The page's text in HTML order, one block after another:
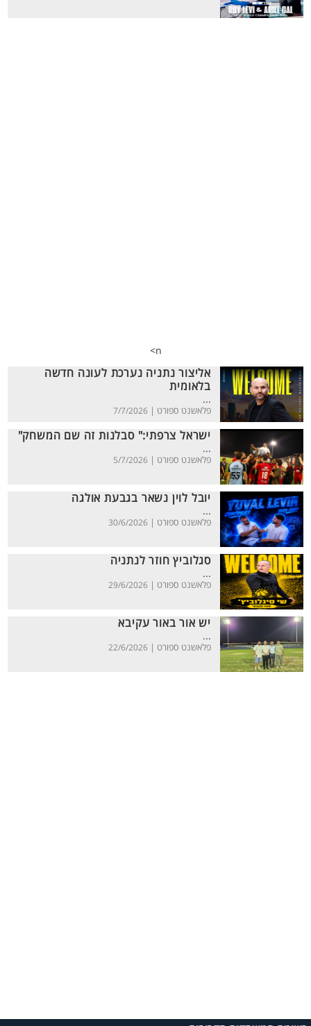
n>
אליצור נתניה נערכת לעונה חדשה
בלאומית
...
פלאשנט ספורט | 7/7/2026
ישראל צרפתי:" סבלנות זה שם המשחק"
...
פלאשנט ספורט | 5/7/2026
יובל לוין נשאר בגבעת אולגה
...
פלאשנט ספורט | 30/6/2026
סגלוביץ חוזר לנתניה
...
פלאשנט ספורט | 29/6/2026
יש אור באור עקיבא
...
פלאשנט ספורט | 22/6/2026